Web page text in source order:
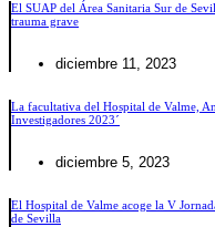
El SUAP del Área Sanitaria Sur de
trauma grave
diciembre 11, 2023
La facultativa del Hospital de Valme,
Investigadores 2023´
diciembre 5, 2023
El Hospital de Valme acoge la V
de Sevilla